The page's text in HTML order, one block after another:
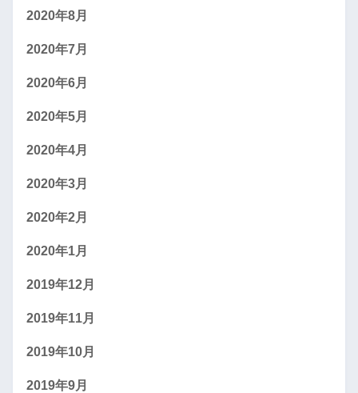
2020年8月
2020年7月
2020年6月
2020年5月
2020年4月
2020年3月
2020年2月
2020年1月
2019年12月
2019年11月
2019年10月
2019年9月